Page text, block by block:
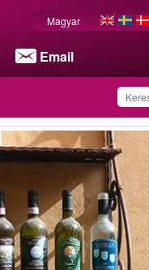
Email
Magyar
Ezt az
sikeresen